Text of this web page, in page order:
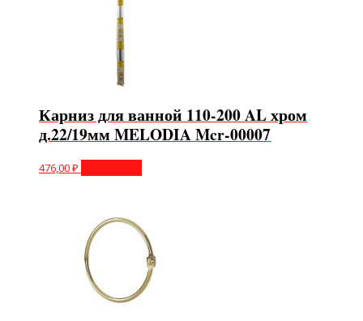
Карниз для ванной 110-200 AL хром
д.22/19мм MELODIA Mcr-00007
476,00₽